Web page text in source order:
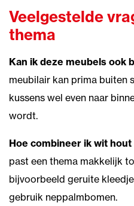
Veelgestelde
thema
Kan ik deze meubels ook
meubilair kan prima buiten
kussens wel even naar
wordt.
Hoe combineer ik wit
past een thema makkelijk
bijvoorbeeld geruite
gebruik neppalmbomen.